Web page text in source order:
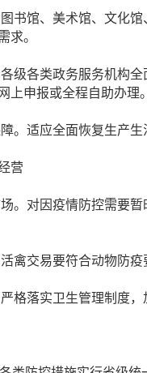
馆、美术馆、文化馆
求。
各类政务服务机构全
上申报或全程自助办理
适应全面恢复生产生
营
对因疫情防控需要暂
交易要符合动物防疫
落实卫生管理制度，